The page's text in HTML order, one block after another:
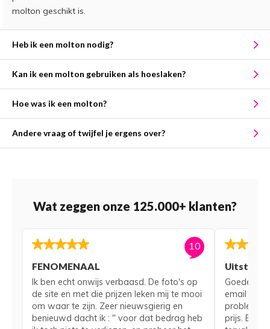
molton geschikt is.
Heb ik een molton nodig?
Kan ik een molton gebruiken als hoeslaken?
Hoe was ik een molton?
Andere vraag of twijfel je ergens over?
Wat zeggen onze 125.000+ klanten?
10
FENOMENAAL
Ik ben echt onwijs verbaasd. De foto's op
de site en met die prijzen leken mij te mooi
om waar te zijn. Zeer nieuwsgierig en
benieuwd dacht ik : " voor dat bedrag heb
Goede
email voor
probleem
prijs. Bij